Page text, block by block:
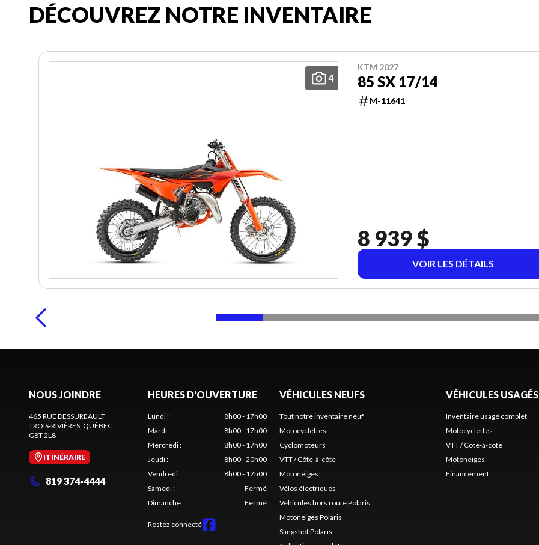
DÉCOUVREZ NOTRE INVENTAIRE
4
KTM 2027
85 SX 17/14
M-11641
8 939 $
VOIR LES DÉTAILS
NOUS JOINDRE
465 RUE DESSUREAULT
TROIS-RIVIÈRES , QUÉBEC
G8T 2L8
ITINÉRAIRE
819 374-4444
HEURES D'OUVERTURE
Lundi:
8h00 - 17h00
Mardi:
8h00 - 17h00
Mercredi:
8h00 - 17h00
Jeudi:
8h00 - 20h00
Vendredi:
8h00 - 17h00
Samedi:
Fermé
Dimanche: Fermé
Restez connecté
VÉHICULES NEUFS
Tout notre inventaire neuf
Motocyclettes
Cyclomoteurs
VTT / Côte-à-côte
Motoneiges
Vélos électriques
Véhicules hors route Polaris
Motoneiges Polaris
Slingshot Polaris
VÉHICULES USAGÉS
Inventaire usagé complet
Motocyclettes
VTT / Côte-à-côte
Motoneiges
Financement